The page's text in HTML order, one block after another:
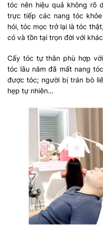
tóc nên hiệu quả không rõ
trực tiếp các nang tóc
hói, tóc mọc trở lại là tóc
có và tồn tại trọn đời với
Cấy tóc tự thân phù hợp
tóc lâu năm đã mất nang
được tóc; người bị trán bò
hẹp tự nhiên…